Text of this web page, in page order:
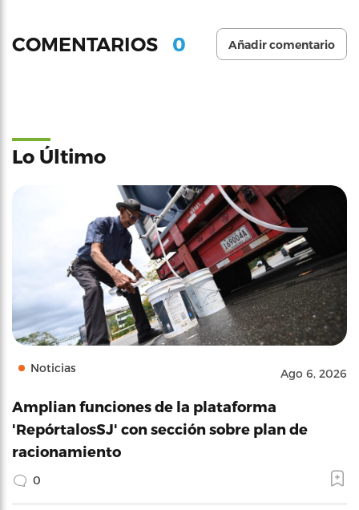
COMENTARIOS 0 Añadir comentario
Lo Último
Noticias Ago 6, 2026
Amplian funciones de la plataforma
'RepórtalosSJ' con sección sobre plan de
racionamiento
0